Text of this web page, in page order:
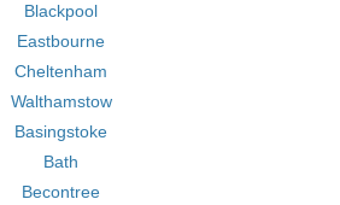
Blackpool
Eastbourne
Cheltenham
Walthamstow
Basingstoke
Bath
Becontree